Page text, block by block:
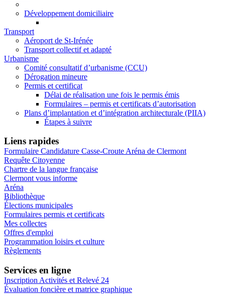
Développement domiciliaire
Transport
Aéroport de St-Irénée
Transport collectif et adapté
Urbanisme
Comité consultatif d’urbanisme (CCU)
Dérogation mineure
Permis et certificat
Délai de réalisation une fois le permis émis
Formulaires – permis et certificats d’autorisation
Plans d’implantation et d’intégration architecturale (PIIA)
Étapes à suivre
Liens rapides
Formulaire Candidature Casse-Croute Aréna de Clermont
Requête Citoyenne
Chartre de la langue française
Clermont vous informe
Aréna
Bibliothèque
Élections municipales
Formulaires permis et certificats
Mes collectes
Offres d'emploi
Programmation loisirs et culture
Règlements
Services en ligne
Inscription Activités et Relevé 24
Évaluation foncière et matrice graphique